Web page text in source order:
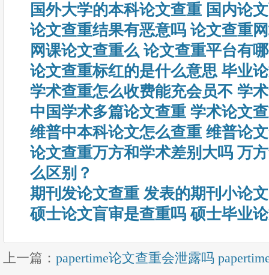
国外大学的本科论文查重 国内论
论文查重结果有恶意吗 论文查重
网课论文查重么 论文查重平台有
论文查重标红的是什么意思 毕业
学术查重怎么收费能充会员不 学
中国学术多篇论文查重 学术论文
维普中本科论文怎么查重 维普论
论文查重万方和学术差别大吗 万
么区别？
期刊发论文查重 发表的期刊小论
硕士论文盲审是查重吗 硕士毕业
上一篇： papertime论文查重会泄露吗